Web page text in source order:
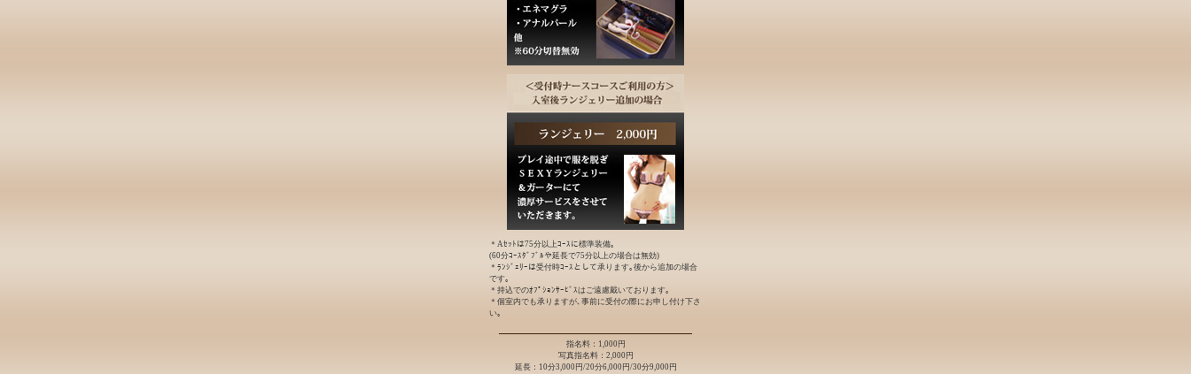
＊Aｾｯﾄは75分以上ｺｰｽに標準装備｡
(60分ｺｰｽﾀﾞﾌﾞﾙや延長で75分以上の場合は無効)
＊ﾗﾝｼﾞｪﾘｰは受付時ｺｰｽとして承ります｡後から追加の場合
です｡
＊持込でのｵﾌﾟｼｮﾝｻｰﾋﾞｽはご遠慮戴いております｡
＊個室内でも承りますが､事前に受付の際にお申し付け下さ
い｡
指名料：1,000円
写真指名料：2,000円
延長：10分3,000円/20分6,000円/30分9,000円